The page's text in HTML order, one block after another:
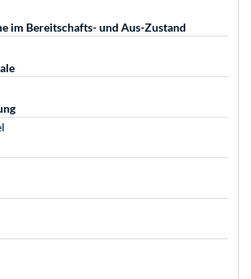
im Bereitschafts- und Aus-Zustand